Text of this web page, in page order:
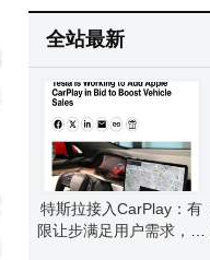
全站最新
特斯拉接入CarPlay：有
限让步满足用户需求，难